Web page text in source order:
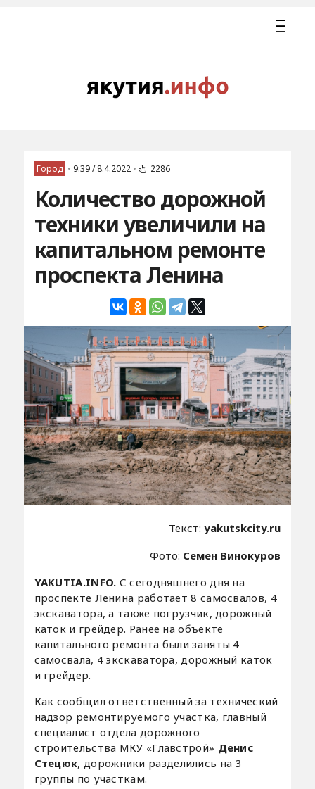
Город • 9:39 / 8.4.2022 • 2286
Количество дорожной
техники увеличили на
капитальном ремонте
проспекта Ленина
Текст:yakutskcity.ru
Фото: Семен Винокуров
YAKUTIA.INFO. С сегодняшнего дня на
проспекте Ленина работает 8 самосвалов, 4
экскаватора, а также погрузчик, дорожный
каток и грейдер. Ранее на объекте
капитального ремонта были заняты 4
самосвала, 4 экскаватора, дорожный каток
и грейдер.
Как сообщил ответственный за технический
надзор ремонтируемого участка, главный
специалист отдела дорожного
строительства МКУ «Главстрой» Денис
Стецюк, дорожники разделились на 3
группы по участкам.